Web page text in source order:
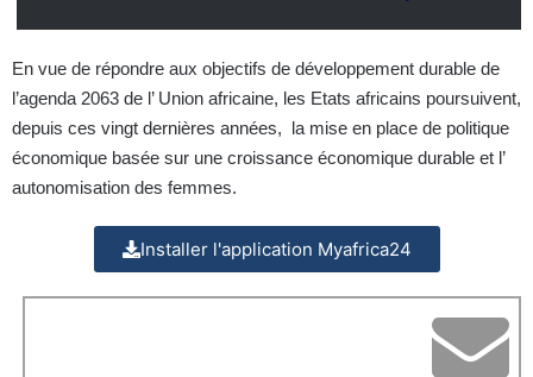
En vue de répondre aux objectifs de développement durable de
l’agenda 2063 de l’ Union africaine, les Etats africains poursuivent,
depuis ces vingt dernières années, la mise en place de politique
économique basée sur une croissance économique durable et l’
autonomisation des femmes.
Installer l'application Myafrica24